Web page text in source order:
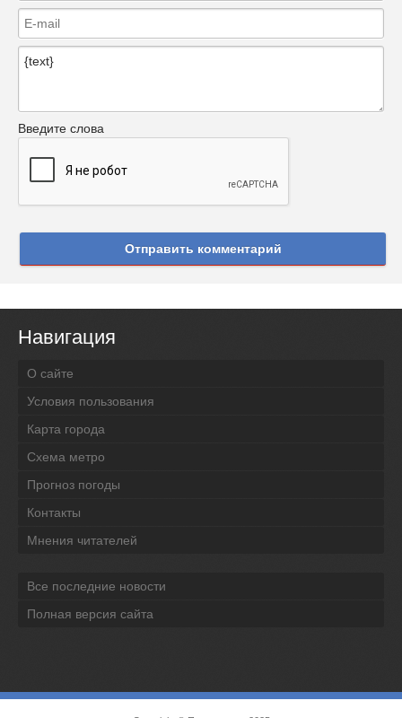
Введите слова
Отправить комментарий
Навигация
О сайте
Условия пользования
Карта города
Схема метро
Прогноз погоды
Контакты
Мнения читателей
Все последние новости
Полная версия сайта